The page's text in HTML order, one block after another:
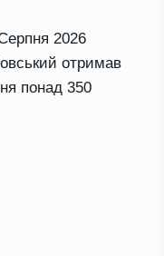
2026
отримав
понад 350